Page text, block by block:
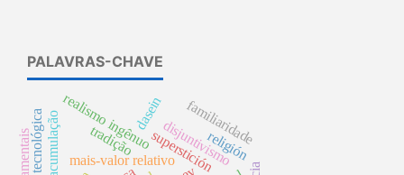
PALAVRAS-CHAVE
superstición
mais-valor relativodisjuntivismo
religión
realismo ingênuo familiaridade
dasein
tradição